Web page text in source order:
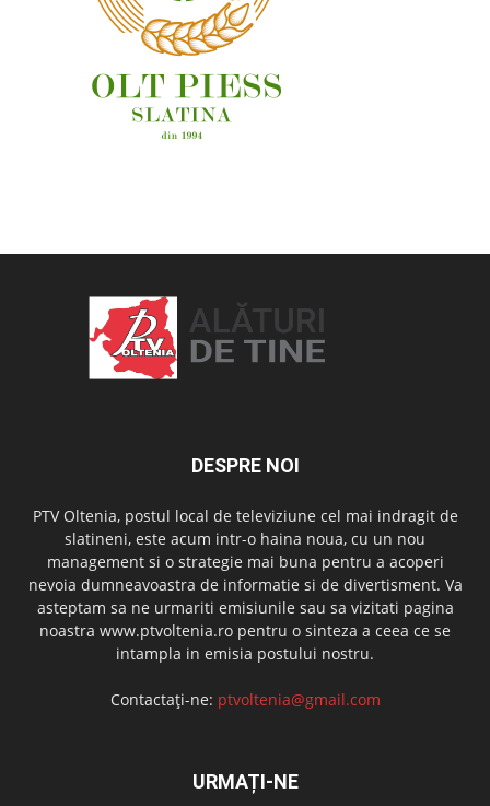
DESPRE NOI
PTV Oltenia, postul local de televiziune cel mai indragit de
slatineni, este acum intr-o haina noua, cu un nou
management si o strategie mai buna pentru a acoperi
nevoia dumneavoastra de informatie si de divertisment. Va
asteptam sa ne urmariti emisiunile sau sa vizitati pagina
noastra www.ptvoltenia.ro pentru o sinteza a ceea ce se
intampla in emisia postului nostru.
Contactați-ne: ptvoltenia@gmail.com
URMAȚI-NE